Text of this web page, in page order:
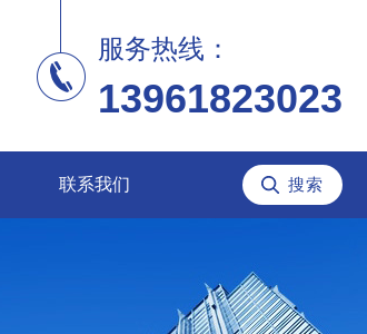
服务热线：
13961823023
联系我们